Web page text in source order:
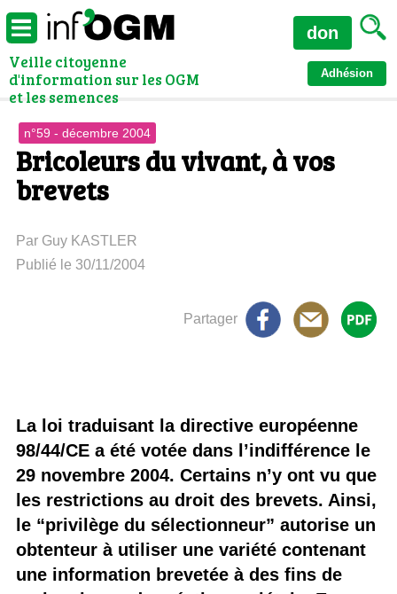
Veille citoyenne
d'information sur les OGM
et les semences
Adhésion
don
n°59 - décembre 2004
Bricoleurs du vivant, à vos
brevets
Par Guy KASTLER
Publié le 30/11/2004
Partager
La loi traduisant la directive européenne
98/44/CE a été votée dans l’indifférence le
29 novembre 2004. Certains n’y ont vu que
les restrictions au droit des brevets. Ainsi,
le “privilège du sélectionneur” autorise un
obtenteur à utiliser une variété contenant
une information brevetée à des fins de